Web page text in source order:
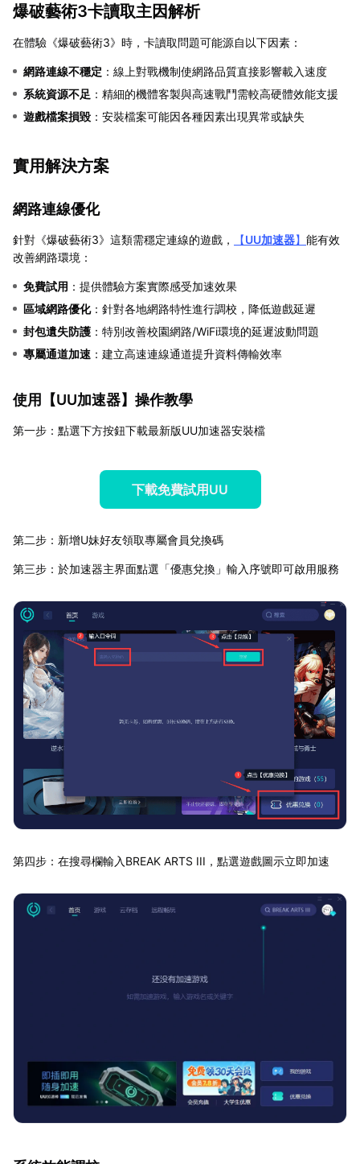
爆破藝術3卡讀取主因解析
在體驗《爆破藝術3》時，卡讀取問題可能源自以下因素：
網路連線不穩定 ：線上對戰機制使網路品質直接影響載入速度
系統資源不足 ：精細的機體客製與高速戰鬥需較高硬體效能支援
遊戲檔案損毀 ：安裝檔案可能因各種因素出現異常或缺失
實用解決方案
網路連線優化
針對《爆破藝術3》這類需穩定連線的遊戲， 【UU加速器】 能有效
改善網路環境：
免費試用 ：提供體驗方案實際感受加速效果
區域網路優化：針對各地網路特性進行調校，降低遊戲延遲
封包遺失防護 ：特別改善校園網路/WiFi環境的延遲波動問題
專屬通道加速 ：建立高速連線通道提升資料傳輸效率
使用【UU加速器】操作教學
第一步：點選下方按鈕下載最新版UU加速器安裝檔
下載免費試用UU
第二步：新增U妹好友領取專屬會員兌換碼
第三步：於加速器主界面點選「優惠兌換」輸入序號即可啟用服務
第四步：在搜尋欄輸入BREAK ARTS III，點選遊戲圖示立即加速